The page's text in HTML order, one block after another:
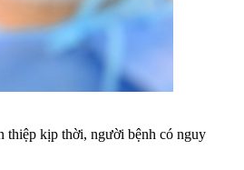
thiệp kịp thời, người bệnh có nguy